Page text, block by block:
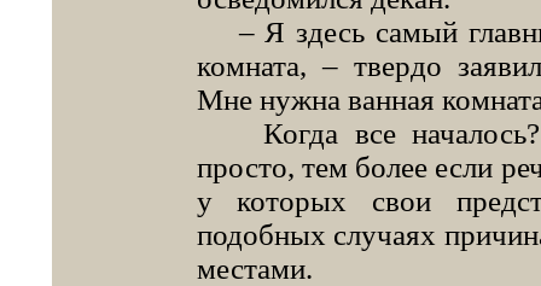
– Я здесь самый
комната, – твердо
Мне нужна ванная
Когда все началось?
просто, тем более если
у которых свои
подобных случаях
местами.